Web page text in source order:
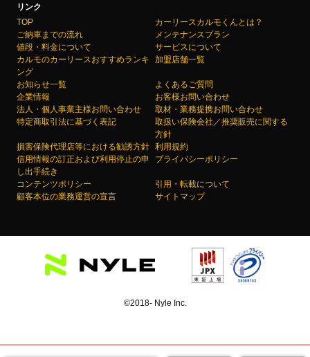
リンク
TOP
カーリースカルモくんとは？
ご納車までの流れ
メンテナンスプラン
値段・料金について
サービスについて
カルモのカーリースおすすめランキ
ング
加盟店舗一覧
お知らせ一覧
よくあるご質問
企業情報
お客様お問い合わせ
法人・個人事業主様お問い合わせ
取材・業務提携お問い合わせ
特定商取引法に基づく表記
取扱い保険会社／推奨販売に関する
方針
損害保険代理店等における勧誘方針 利用規約
信用情報の訂正および利用停止の申
し出手続き
プライバシーポリシー
コンテンツポリシー
引用・転載について
顧客本位の業務運営の宣言
サイトマップ
©2018- Nyle Inc.